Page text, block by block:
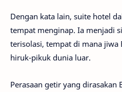
Dengan kata lain, suite hotel
tempat menginap. Ia menjadi
terisolasi, tempat di mana
hiruk-pikuk dunia luar.
Perasaan getir yang dirasakan